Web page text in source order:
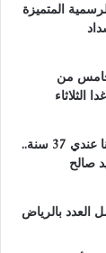
المتميزة
من
الثلاثاء
مريم سعيد صالح: دخلت الفن وأنا عندي 37 سنة..
صالح
العدد بالرياض